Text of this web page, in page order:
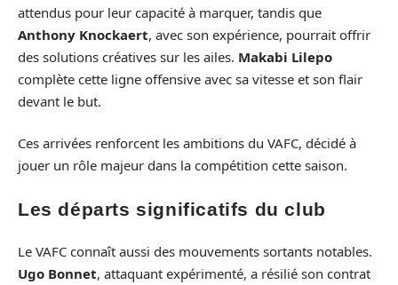
attendus pour leur capacité à marquer, tandis que
Anthony Knockaert, avec son expérience, pourrait offrir
des solutions créatives sur les ailes. Makabi Lilepo
complète cette ligne offensive avec sa vitesse et son flair
devant le but.
Ces arrivées renforcent les ambitions du VAFC, décidé à
jouer un rôle majeur dans la compétition cette saison.
Les départs significatifs du club
Le VAFC connaît aussi des mouvements sortants notables.
Ugo Bonnet, attaquant expérimenté, a résilié son contrat